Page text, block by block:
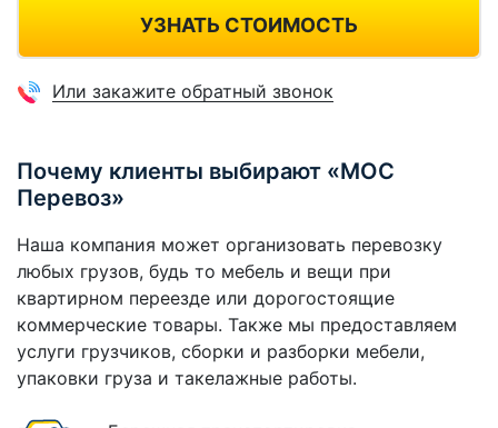
УЗНАТЬ СТОИМОСТЬ
Или закажите обратный звонок
Почему клиенты выбирают «МОС
Перевоз»
Наша компания может организовать перевозку
любых грузов, будь то мебель и вещи при
квартирном переезде или дорогостоящие
коммерческие товары. Также мы предоставляем
услуги грузчиков, сборки и разборки мебели,
упаковки груза и такелажные работы.